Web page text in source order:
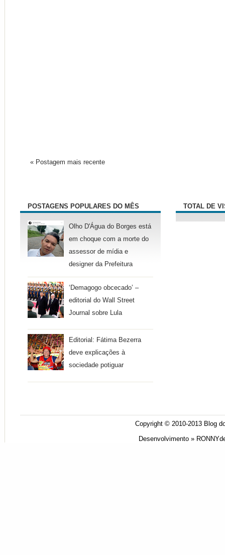
« Postagem mais recente
POSTAGENS POPULARES DO MÊS
Olho D'Água do Borges está
em choque com a morte do
assessor de mídia e
designer da Prefeitura
‘Demagogo obcecado’ –
editorial do Wall Street
Journal sobre Lula
Editorial: Fátima Bezerra
deve explicações à
sociedade potiguar
TOTAL DE
Copyright © 2010-2013 Blog
Desenvolvimento »